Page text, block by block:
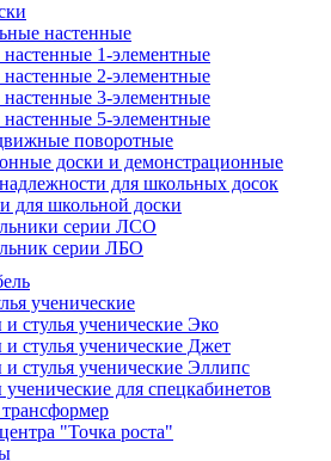
настенные
1-элементные
2-элементные
3-элементные
5-элементные
поворотные
доски и демонстрационные
для школьных досок
для школьной доски
серии ЛСО
серии ЛБО
ученические
стулья ученические Эко
стулья ученические Джет
стулья ученические Эллипс
для спецкабинетов
"Точка роста"